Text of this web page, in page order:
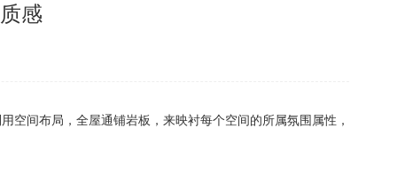
感
空间布局，全屋通铺岩板，来映衬每个空间的所属氛围属性，